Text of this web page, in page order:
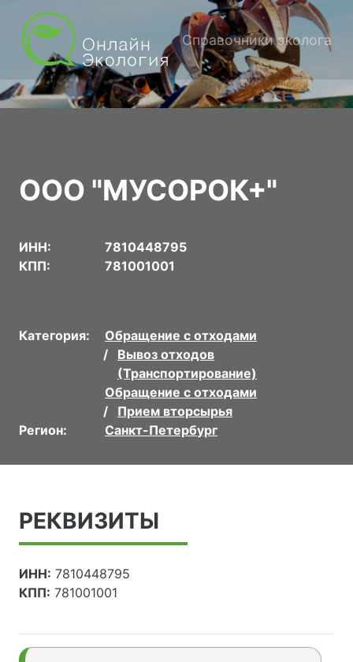
Справочники эколога
ООО "МУСОРОК+"
ИНН:
7810448795
КПП:
781001001
Категория:
Обращение с отходами
Вывоз отходов
(Транспортирование)
Обращение с отходами
Прием вторсырья
Регион:
Санкт-Петербург
РЕКВИЗИТЫ
ИНН: 7810448795
КПП: 781001001